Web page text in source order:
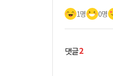
1명 0명
댓글2